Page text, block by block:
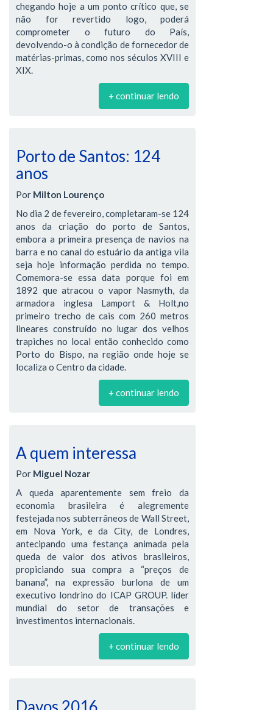
chegando hoje a um ponto crítico que, se
não for revertido logo, poderá
comprometer o futuro do País,
devolvendo-o à condição de fornecedor de
matérias-primas, como nos séculos XVIII e
XIX.
+ continuar lendo
Porto de Santos: 124
anos
Por Milton Lourenço
No dia 2 de fevereiro, completaram-se 124
anos da criação do porto de Santos,
embora a primeira presença de navios na
barra e no canal do estuário da antiga vila
seja hoje informação perdida no tempo.
Comemora-se essa data porque foi em
1892 que atracou o vapor Nasmyth, da
armadora inglesa Lamport & Holt,no
primeiro trecho de cais com 260 metros
lineares construído no lugar dos velhos
trapiches no local então conhecido como
Porto do Bispo, na região onde hoje se
localiza o Centro da cidade.
+ continuar lendo
A quem interessa
Por Miguel Nozar
A queda aparentemente sem freio da
economia brasileira é alegremente
festejada nos subterrâneos de Wall Street,
em Nova York, e da City, de Londres,
antecipando uma festança animada pela
queda de valor dos ativos brasileiros,
propiciando sua compra a “preços de
banana”, na expressão burlona de um
executivo londrino do ICAP GROUP. líder
mundial do setor de transações e
investimentos internacionais.
+ continuar lendo